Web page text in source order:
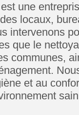
une
locaux,
intervenons
que le
communes,
et au